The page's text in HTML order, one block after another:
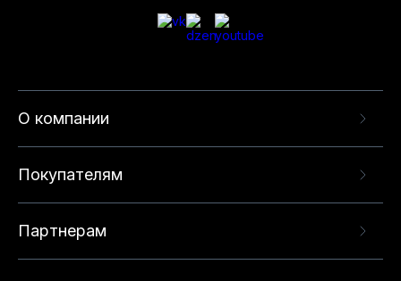
О компании
Покупателям
Партнерам